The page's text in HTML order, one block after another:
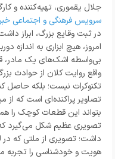
جلال یقموری، تهیه‌کننده و
سرویس فرهنگی و اجتماعی
در ثبت وقایع بزرگ، ابراز
امروز، هیچ ابزاری به
بی‌واسطه اشک‌های یک مادر،
واقع روایت کلان از حوادث
تکنوکرات نیست؛ بلکه حاصل
تصاویر پراکنده‌ای است که از
بتواند این قطعات کوچک را
تصویری عظیم شکل می‌گیرد که
داشت؛ تصویری از ملتی که در
هویت و خودشناسی را تجربه